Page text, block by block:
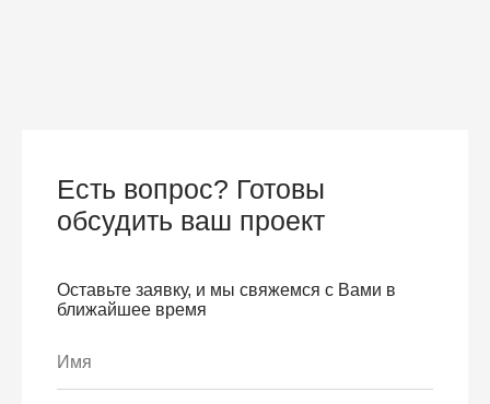
Есть вопрос? Готовы
обсудить ваш проект
Оставьте заявку, и мы свяжемся с Вами в
ближайшее время